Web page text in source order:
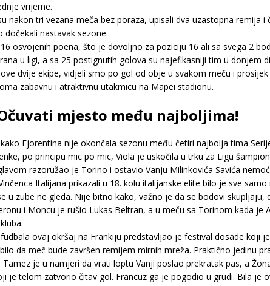
vrijeme.
nakon tri vezana meča bez poraza, upisali dva uzastopna remija
nastavak sezone.
osvojenih poena, što je dovoljno za poziciju 16 ali sa svega 2
u ligi, a sa 25 postignutih golova su najefikasniji tim u donjem
dvije ekipe, vidjeli smo po gol od obje u svakom meču i
zabavnu i atraktivnu utakmicu na Mapei stadionu.
mjesto među najboljima!
Fjorentina nije okončala sezonu među četiri najbolja tima
po principu mic po mic, Viola je uskočila u trku za Ligu
razoružao je Torino i ostavio Vanju Milinkovića Savića
Italijana prikazali u 18. kolu italijanske elite bilo je sve
u zube ne gleda. Nije bitno kako, važno je da se bodovi
i Moncu je rušio Lukas Beltran, a u meču sa Torinom kada
ovaj okršaj na Frankiju predstavljao je festival dosade koji
da meč bude završen remijem mirnih mreža. Praktično jedinu
Tamez je u namjeri da vrati loptu Vanji poslao prekratak pas, a
je telom zatvorio čitav gol. Francuz ga je pogodio u grudi. Bila je